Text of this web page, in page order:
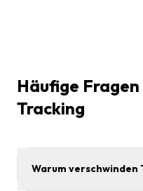
Häufige Fragen
Tracking
Warum